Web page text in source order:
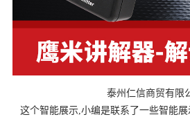
泰州仁信商贸有限
这个智能展示,小编是联系了一些智能展